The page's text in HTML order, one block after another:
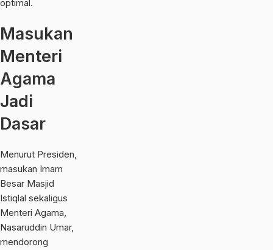
optimal.
Masukan
Menteri
Agama
Jadi
Dasar
Menurut Presiden,
masukan Imam
Besar Masjid
Istiqlal sekaligus
Menteri Agama,
Nasaruddin Umar,
mendorong